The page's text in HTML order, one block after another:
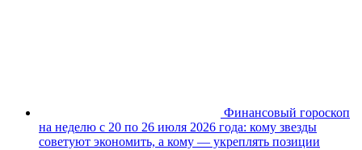
Финансовый гороскоп
на неделю с 20 по 26 июля 2026 года: кому звезды
советуют экономить, а кому — укреплять позиции